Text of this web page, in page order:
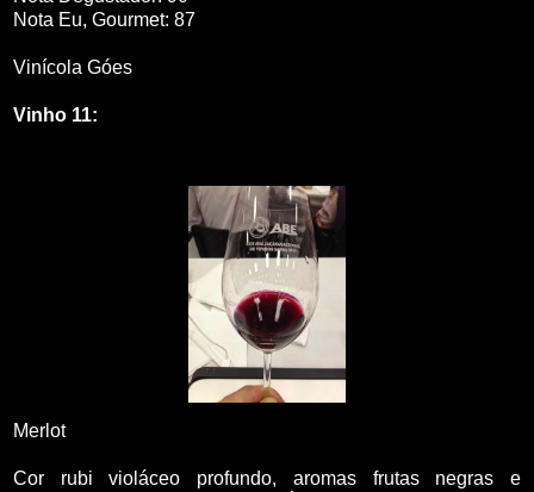
Nota Eu, Gourmet: 87
Vinícola Góes
Vinho 11:
Merlot
Cor rubi violáceo profundo, aromas frutas negras e